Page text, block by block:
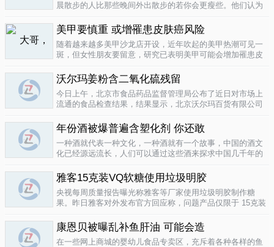
晨散步的人比那些晚间外出散步的若你会更瘦些。他们认为
国研究人员让54名男性和女性研究参与者在手腕上戴上监控
器，记录他们在一个星期内晒太阳..
美甲要慎重 或增罹患皮肤癌风险
随着越来越多美甲沙龙店开设，近年吹起的美甲热潮可见一
斑，但女性朋友要留意，研究已表明美甲可能会增加罹患皮
美甲很受欢迎是因为它可以防止指甲断裂。但专家表示，美
甲过程中用以硬化凝胶的光疗..
沃尔玛姜粉含二氧化硫残留
今日上午，北京市食品药品监督管理局公布了近日对市场上
流通的食品检查结果，结果显示，北京沃尔玛百货有限公司
款小食品甜蜜素超标。二氧化硫在我国禁止用于姜粉这类食
物，据市食药监局食品安全专家介绍..
年份酒被爆普遍含塑化剂 你还敢
一种酒就代表一种文化，一种酒就有一个故事，中国的酒文
化已经源远流长，人们可以通过这些酒来探求中国几千年的
有害又不能完全戒掉的原因，因为酒已经不只是一种可以喝
的饮品那么简单，就像茶一样有很厚..
雅客15克装VQ软糖使用垃圾明胶
央视每周质量报告曝光称雅客等厂家使用垃圾明胶制作糖
果。昨日雅客对外发布官方回应称，问题产品仅限于 15克装
生产该产品，并将嘉利达明胶原料全部封存。对已上市流通
产品，雅客表示已于3月15..
康恩贝被曝乱补鱼肝油 可能会造
在一些网上商城的婴幼儿食品专卖区，充斥着各种各样的鱼